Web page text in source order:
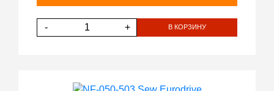
- + В КОРЗИНУ